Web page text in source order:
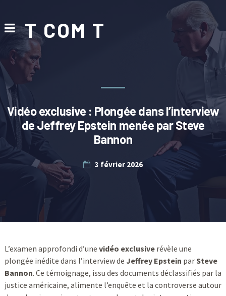
T COM T
Vidéo exclusive : Plongée dans l’interview
de Jeffrey Epstein menée par Steve
Bannon
3 février 2026
L’examen approfondi d’une vidéo exclusiverévèle une
plongée inédite dans l’interview de Jeffrey Epstein parSteve
Bannon. Ce témoignage, issu des documents déclassifiés par la
justice américaine, alimente l’enquête et la controverse autour